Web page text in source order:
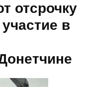
отсрочку
в